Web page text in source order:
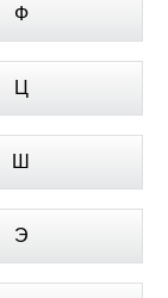
Ф
Ц
Ш
Э